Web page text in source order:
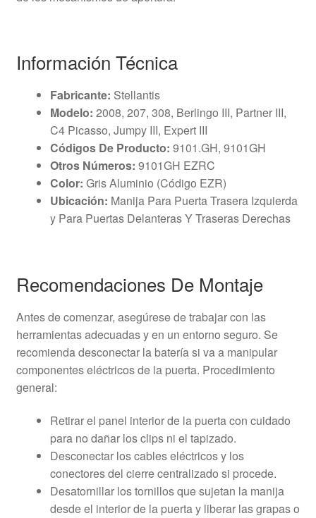
Información Técnica
Fabricante: Stellantis
Modelo: 2008, 207, 308, Berlingo III, Partner III,
C4 Picasso, Jumpy III, Expert III
Códigos De Producto: 9101.GH, 9101GH
Otros Números: 9101GH EZRC
Color: Gris Aluminio (Código EZR)
Ubicación: Manija Para Puerta Trasera Izquierda
y Para Puertas Delanteras Y Traseras Derechas
Recomendaciones De Montaje
Antes de comenzar, asegúrese de trabajar con las
herramientas adecuadas y en un entorno seguro. Se
recomienda desconectar la batería si va a manipular
componentes eléctricos de la puerta. Procedimiento
general:
Retirar el panel interior de la puerta con cuidado
para no dañar los clips ni el tapizado.
Desconectar los cables eléctricos y los
conectores del cierre centralizado si procede.
Desatornillar los tornillos que sujetan la manija
desde el interior de la puerta y liberar las grapas o